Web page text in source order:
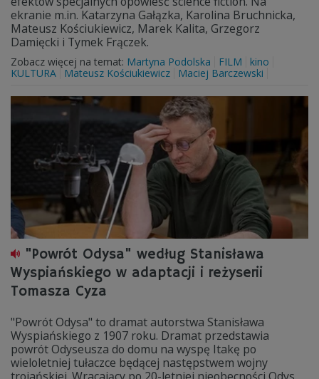
ekranie m.in. Katarzyna Gałązka, Karolina Bruchnicka,
Mateusz Kościukiewicz, Marek Kalita, Grzegorz
Damięcki i Tymek Frączek.
Zobacz więcej na temat: Martyna Podolska FILM
kino
KULTURA
Mateusz Kościukiewicz Maciej Barczewski
"Powrót Odysa" według Stanisława
Wyspiańskiego w adaptacji i reżyserii
Tomasza Cyza
"Powrót Odysa" to dramat autorstwa Stanisława
Wyspiańskiego z 1907 roku. Dramat przedstawia
powrót Odyseusza do domu na wyspę Itakę po
wieloletniej tułaczce będącej następstwem wojny